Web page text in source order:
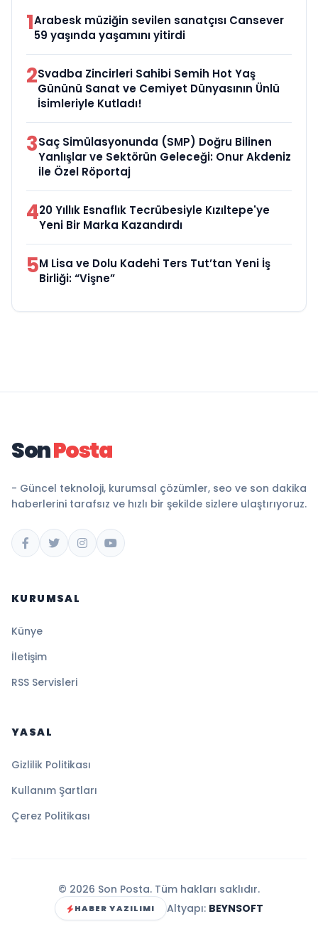
1Arabesk müziğin sevilen sanatçısı Cansever
59 yaşında yaşamını yitirdi
2Svadba Zincirleri Sahibi Semih Hot Yaş
Gününü Sanat ve Cemiyet Dünyasının Ünlü
İsimleriyle Kutladı!
3Saç Simülasyonunda (SMP) Doğru Bilinen
Yanlışlar ve Sektörün Geleceği: Onur Akdeniz
ile Özel Röportaj
420 Yıllık Esnaflık Tecrübesiyle Kızıltepe'ye
Yeni Bir Marka Kazandırdı
5M Lisa ve Dolu Kadehi Ters Tut’tan Yeni İş
Birliği: “Vişne”
SonPosta
- Güncel teknoloji, kurumsal çözümler, seo ve son dakika
haberlerini tarafsız ve hızlı bir şekilde sizlere ulaştırıyoruz.
KURUMSAL
Künye
İletişim
RSS Servisleri
YASAL
Gizlilik Politikası
Kullanım Şartları
Çerez Politikası
© 2026 Son Posta. Tüm hakları saklıdır.
HABER YAZILIMI Altyapı: BEYNSOFT